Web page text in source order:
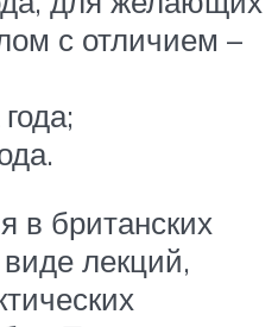
с отличием –
в британских
лекций,